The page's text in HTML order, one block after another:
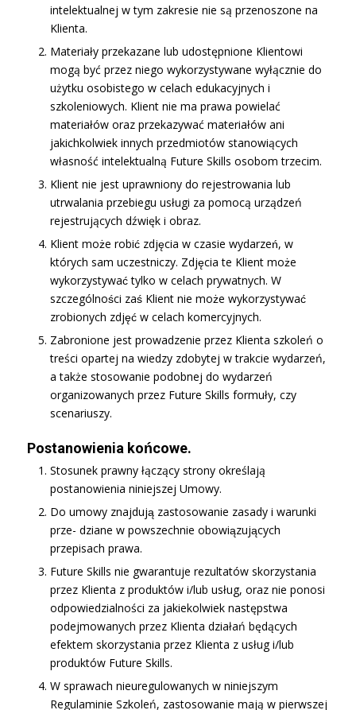
intelektualnej w tym zakresie nie są przenoszone na
Klienta.
Materiały przekazane lub udostępnione Klientowi
mogą być przez niego wykorzystywane wyłącznie do
użytku osobistego w celach edukacyjnych i
szkoleniowych. Klient nie ma prawa powielać
materiałów oraz przekazywać materiałów ani
jakichkolwiek innych przedmiotów stanowiących
własność intelektualną Future Skills osobom trzecim.
Klient nie jest uprawniony do rejestrowania lub
utrwalania przebiegu usługi za pomocą urządzeń
rejestrujących dźwięk i obraz.
Klient może robić zdjęcia w czasie wydarzeń, w
których sam uczestniczy. Zdjęcia te Klient może
wykorzystywać tylko w celach prywatnych. W
szczególności zaś Klient nie może wykorzystywać
zrobionych zdjęć w celach komercyjnych.
Zabronione jest prowadzenie przez Klienta szkoleń o
treści opartej na wiedzy zdobytej w trakcie wydarzeń,
a także stosowanie podobnej do wydarzeń
organizowanych przez Future Skills formuły, czy
scenariuszy.
Postanowienia końcowe.
Stosunek prawny łączący strony określają
postanowienia niniejszej Umowy.
Do umowy znajdują zastosowanie zasady i warunki
prze- dziane w powszechnie obowiązujących
przepisach prawa.
Future Skills nie gwarantuje rezultatów skorzystania
przez Klienta z produktów i/lub usług, oraz nie ponosi
odpowiedzialności za jakiekolwiek następstwa
podejmowanych przez Klienta działań będących
efektem skorzystania przez Klienta z usług i/lub
produktów Future Skills.
W sprawach nieuregulowanych w niniejszym
Regulaminie Szkoleń, zastosowanie mają w pierwszej